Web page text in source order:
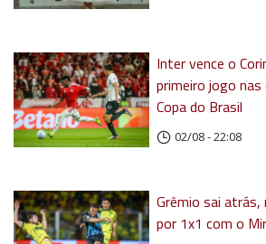
Inter vence o
primeiro jogo
Copa do Brasil
02/08 - 22:08
Grêmio sai
por 1x1 com o